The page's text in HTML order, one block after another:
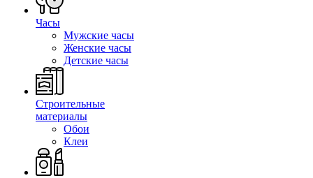
Часы
Мужские часы
Женские часы
Детские часы
Строительные
материалы
Обои
Клеи